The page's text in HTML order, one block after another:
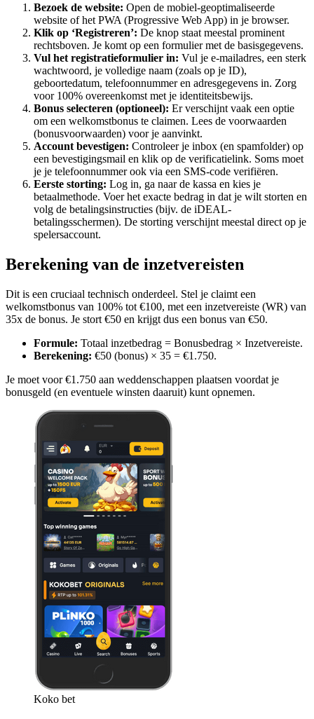
Bezoek de website: Open de mobiel-geoptimaliseerde
website of het PWA (Progressive Web App) in je browser.
Klik op ‘Registreren’: De knop staat meestal prominent
rechtsboven. Je komt op een formulier met de basisgegevens.
Vul het registratieformulier in: Vul je e-mailadres, een sterk
wachtwoord, je volledige naam (zoals op je ID),
geboortedatum, telefoonnummer en adresgegevens in. Zorg
voor 100% overeenkomst met je identiteitsbewijs.
Bonus selecteren (optioneel): Er verschijnt vaak een optie
om een welkomstbonus te claimen. Lees de voorwaarden
(bonusvoorwaarden) voor je aanvinkt.
Account bevestigen: Controleer je inbox (en spamfolder) op
een bevestigingsmail en klik op de verificatielink. Soms moet
je je telefoonnummer ook via een SMS-code verifiëren.
Eerste storting: Log in, ga naar de kassa en kies je
betaalmethode. Voer het exacte bedrag in dat je wilt storten en
volg de betalingsinstructies (bijv. de iDEAL-
betalingsschermen). De storting verschijnt meestal direct op je
spelersaccount.
Berekening van de inzetvereisten
Dit is een cruciaal technisch onderdeel. Stel je claimt een
welkomstbonus van 100% tot €100, met een inzetvereiste (WR) van
35x de bonus. Je stort €50 en krijgt dus een bonus van €50.
Formule: Totaal inzetbedrag = Bonusbedrag × Inzetvereiste.
Berekening: €50 (bonus) × 35 = €1.750.
Je moet voor €1.750 aan weddenschappen plaatsen voordat je
bonusgeld (en eventuele winsten daaruit) kunt opnemen.
Koko bet